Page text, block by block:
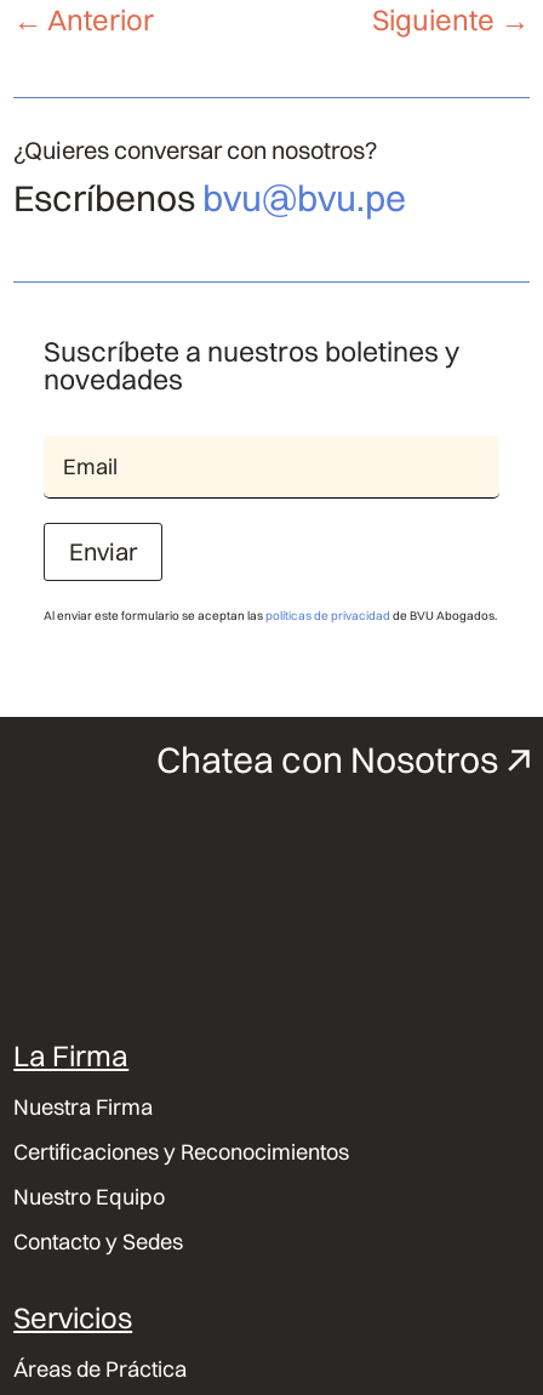
← Anterior Siguiente →
¿Quieres conversar con nosotros?
Escríbenos bvu@bvu.pe
Suscríbete a nuestros boletines y
novedades
Enviar
Al enviar este formulario se aceptan laspolíticas de privacidad de BVU Abogados.
Chatea con Nosotros
La Firma
Nuestra Firma
Certificaciones y Reconocimientos
Nuestro Equipo
Contacto y Sedes
Servicios
Áreas de Práctica